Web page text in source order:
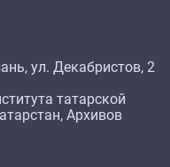
ул. Декабристов, 2
татарской
Архивов